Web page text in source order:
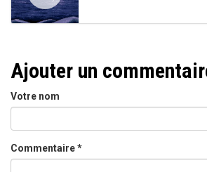
Ajouter un
Votre nom
Commentaire*